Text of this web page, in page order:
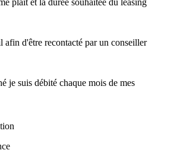
plaît et la durée souhaitée du leasing
afin d'être recontacté par un conseiller
je suis débité chaque mois de mes